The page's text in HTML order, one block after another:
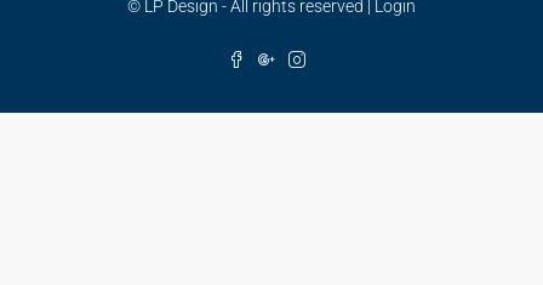
© LP Design - All rights reserved | Login